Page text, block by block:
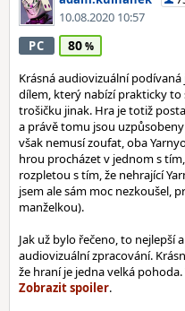
10.08.2020 10:57
PC 80
Krásná audiovizuální
dílem, který nabízí prakticky
trošičku jinak. Hra je totiž
a právě tomu jsou
však nemusí zoufat, oba
hrou procházet v jednom s
rozpletou s tím, že nehrající
jsem ale sám moc nezkoušel,
manželkou).
Jak už bylo řečeno, to nejlepší
audiovizuální zpracování.
že hraní je jedna velká
.